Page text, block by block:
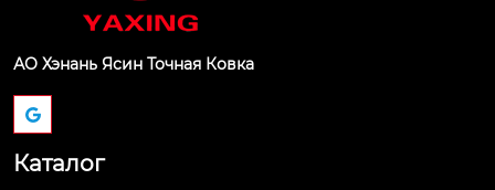
АО Хэнань Ясин Точная Ковка
Каталог